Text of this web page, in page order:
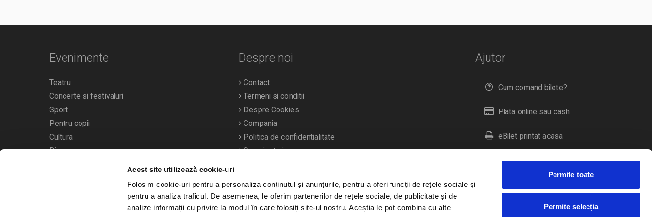
Acest site utilizează cookie-uri
Folosim cookie-uri pentru a personaliza conținutul și anunțurile, pentru a oferi funcții de rețele sociale și
pentru a analiza traficul. De asemenea, le oferim partenerilor de rețele sociale, de publicitate și de
analize informații cu privire la modul în care folosiți site-ul nostru. Aceștia le pot combina cu alte
Permite toate
Permite selecția
Ajutor
Cum comand bilete?
Plata online sau cash
eBilet printat acasa
Livrare prin curier
Duplicare bilete
Evenimente
Teatru
Concerte si festivaluri
Sport
Pentru copii
Cultura
Diverse
Calendarul evenimentelor
Despre noi
Contact
Termeni si conditii
Despre Cookies
Compania
Politica de confidentialitate
Organizatori